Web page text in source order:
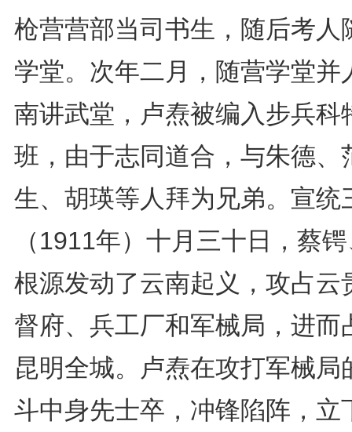
枪营营部当司书生，随后考人
学堂。次年二月，随营学堂并
南讲武堂，卢焘被编入步兵科
班，由于志同道合，与朱德、
生、胡瑛等人拜为兄弟。宣统
（1911年）十月三十日，蔡
根源发动了云南起义，攻占云
督府、兵工厂和军械局，进而
昆明全城。卢焘在攻打军械局
斗中身先士卒，冲锋陷阵，立